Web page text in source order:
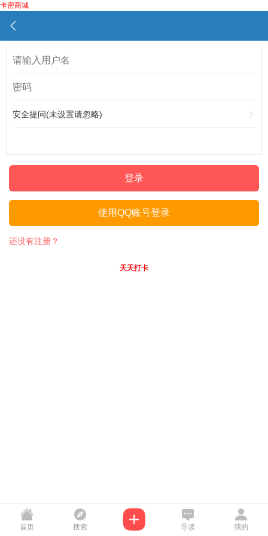
卡密商城
安全提问(未设置请忽略)
登录
使用QQ账号登录
还没有注册？
天天打卡
首页 搜索 导读 我的